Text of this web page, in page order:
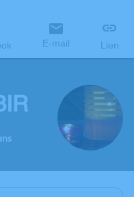
E-mail Lien